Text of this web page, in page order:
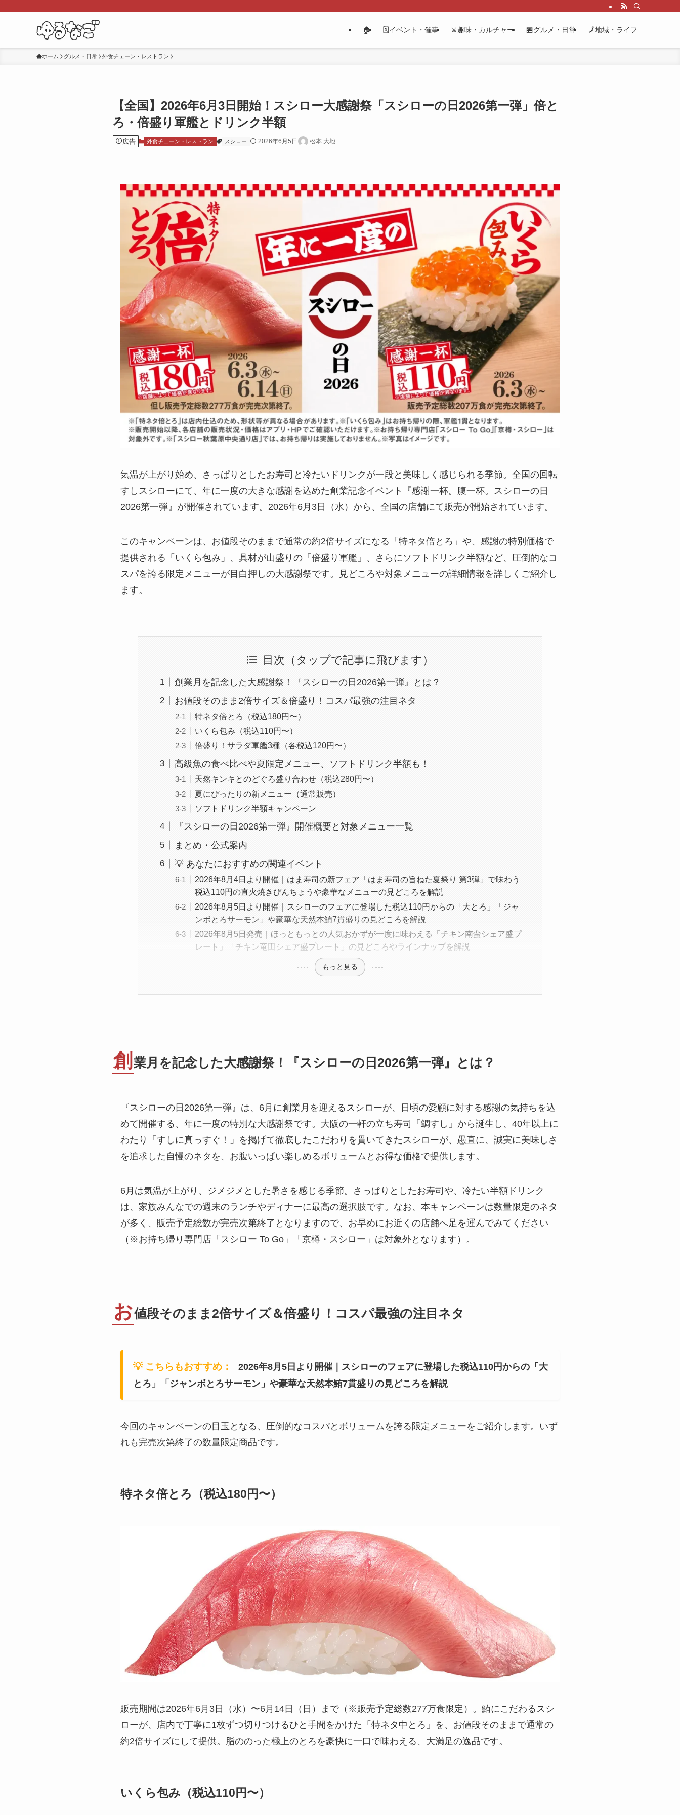
🏠 🗓️イベント・催事 ⚔️趣味・カルチャー 🏪グルメ・日常 🗾地域・ライフ
ホーム グルメ・日常 外食チェーン・レストラン
【全国】2026年6月3日開始！スシロー大感謝祭「スシローの日2026第一弾」倍と
ろ・倍盛り軍艦とドリンク半額
広告 外食チェーン・レストラン スシロー 2026年6月5日 松本 大地
気温が上がり始め、さっぱりとしたお寿司と冷たいドリンクが一段と美味しく感じられる季節。全国の回転
すしスシローにて、年に一度の大きな感謝を込めた創業記念イベント『感謝一杯。腹一杯。スシローの日
2026第一弾』が開催されています。2026年6月3日（水）から、全国の店舗にて販売が開始されています。
このキャンペーンは、お値段そのままで通常の約2倍サイズになる「特ネタ倍とろ」や、感謝の特別価格で
提供される「いくら包み」、具材が山盛りの「倍盛り軍艦」、さらにソフトドリンク半額など、圧倒的なコ
スパを誇る限定メニューが目白押しの大感謝祭です。見どころや対象メニューの詳細情報を詳しくご紹介し
ます。
目次（タップで記事に飛びます）
創業月を記念した大感謝祭！『スシローの日2026第一弾』とは？
お値段そのまま2倍サイズ＆倍盛り！コスパ最強の注目ネタ
特ネタ倍とろ（税込180円〜）
いくら包み（税込110円〜）
倍盛り！サラダ軍艦3種（各税込120円〜）
高級魚の食べ比べや夏限定メニュー、ソフトドリンク半額も！
天然キンキとのどぐろ盛り合わせ（税込280円〜）
夏にぴったりの新メニュー（通常販売）
ソフトドリンク半額キャンペーン
『スシローの日2026第一弾』開催概要と対象メニュー一覧
まとめ・公式案内
💡 あなたにおすすめの関連イベント
2026年8月4日より開催｜はま寿司の新フェア「はま寿司の旨ねた夏祭り 第3弾」で味わう
税込110円の直火焼きびんちょうや豪華なメニューの見どころを解説
2026年8月5日より開催｜スシローのフェアに登場した税込110円からの「大とろ」「ジャ
ンボとろサーモン」や豪華な天然本鮪7貫盛りの見どころを解説
2026年8月5日発売｜ほっともっとの人気おかずが一度に味わえる「チキン南蛮シェア盛プ
レート」「チキン竜田シェア盛プレート」の見どころやラインナップを解説
もっと見る
創 業月を記念した大感謝祭！『スシローの日2026第一弾』とは？
『スシローの日2026第一弾』は、6月に創業月を迎えるスシローが、日頃の愛顧に対する感謝の気持ちを込
めて開催する、年に一度の特別な大感謝祭です。大阪の一軒の立ち寿司「鯛すし」から誕生し、40年以上に
わたり「すしに真っすぐ！」を掲げて徹底したこだわりを貫いてきたスシローが、愚直に、誠実に美味しさ
を追求した自慢のネタを、お腹いっぱい楽しめるボリュームとお得な価格で提供します。
6月は気温が上がり、ジメジメとした暑さを感じる季節。さっぱりとしたお寿司や、冷たい半額ドリンク
は、家族みんなでの週末のランチやディナーに最高の選択肢です。なお、本キャンペーンは数量限定のネタ
が多く、販売予定総数が完売次第終了となりますので、お早めにお近くの店舗へ足を運んでみてください
（※お持ち帰り専門店「スシロー To Go」「京樽・スシロー」は対象外となります）。
お値段そのまま2倍サイズ＆倍盛り！コスパ最強の注目ネタ
💡 こちらもおすすめ：
2026年8月5日より開催｜スシローのフェアに登場した税込110円からの「大
とろ」「ジャンボとろサーモン」や豪華な天然本鮪7貫盛りの見どころを解説
今回のキャンペーンの目玉となる、圧倒的なコスパとボリュームを誇る限定メニューをご紹介します。いず
れも完売次第終了の数量限定商品です。
特ネタ倍とろ（税込180円〜）
販売期間は2026年6月3日（水）〜6月14日（日）まで（※販売予定総数277万食限定）。鮪にこだわるスシ
ローが、店内で丁寧に1枚ずつ切りつけるひと手間をかけた「特ネタ中とろ」を、お値段そのままで通常の
約2倍サイズにして提供。脂ののった極上のとろを豪快に一口で味わえる、大満足の逸品です。
いくら包み（税込110円〜）